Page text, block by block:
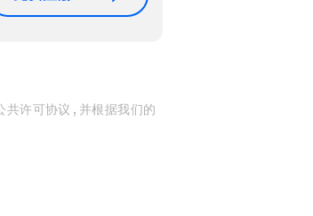
许可协议 , 并根据我们的